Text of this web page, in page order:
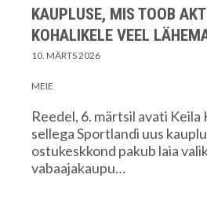
KAUPLUSE, MIS TOOB
KOHALIKELE VEEL
10. MÄRTS 2026
MEIE
Reedel, 6. märtsil avati Keila
sellega Sportlandi uus
ostukeskkond pakub laia
vabaajakaupu…